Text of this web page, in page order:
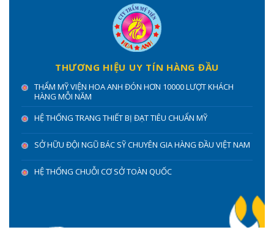
THƯƠNG HIỆU UY TÍN HÀNG ĐẦU
THẨM MỸ VIỆN HOA ANH ĐÓN HƠN 10000 LƯỢT KHÁCH
HÀNG MỖI NĂM
HỆ THỐNG TRANG THIẾT BỊ ĐẠT TIÊU CHUẨN MỸ
SỞ HỮU ĐỘI NGŨ BÁC SỸ CHUYÊN GIA HÀNG ĐẦU VIỆT NAM
HỆ THỐNG CHUỖI CƠ SỞ TOÀN QUỐC